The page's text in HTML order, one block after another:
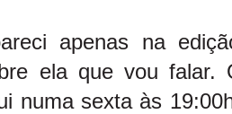
apenas na
ela que vou falar.
numa sexta às